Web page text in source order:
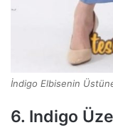
İndigo Elbisenin
6. Indigo